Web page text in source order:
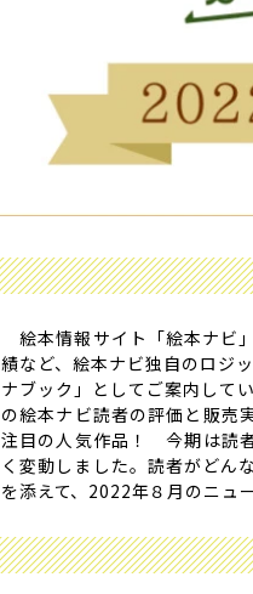
絵本情報サイト「絵本ナビ
績など、絵本ナビ独自のロジ
ナブック」としてご案内して
の絵本ナビ読者の評価と販売
注目の人気作品！ 今期は読
く変動しました。読者がどん
を添えて、2022年８月のニュ